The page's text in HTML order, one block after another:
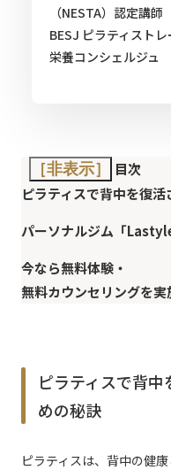
（NESTA）認定講師
BESJ ピラティスト
栄養コンシェルジュ
［非表示］
目次
ピラティスで背中を復
パーソナルジム「
今なら無料体験・
無料カウンセリングを実
ピラティスで背
めの秘訣
ピラティスは、背中の健